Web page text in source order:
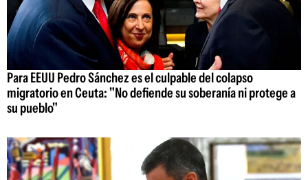
Para EEUU Pedro Sánchez es el culpable del colapso
migratorio en Ceuta: "No defiende su soberanía ni protege a
su pueblo"